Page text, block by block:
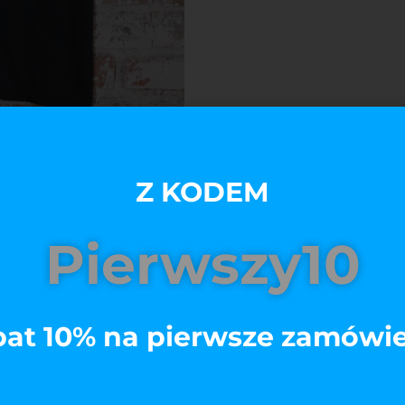
Z KODEM
Pierwszy10
10% na pierwsze